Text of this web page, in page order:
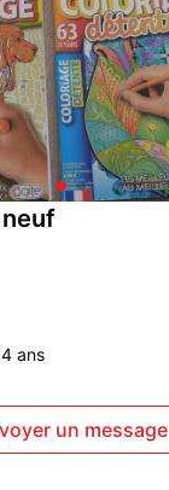
ans
un message